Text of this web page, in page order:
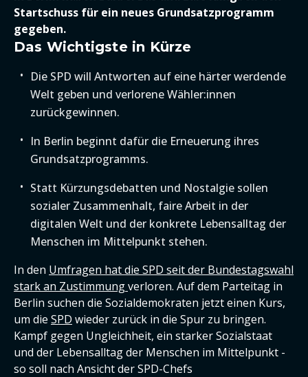
Startschuss für ein neues Grundsatzprogramm
gegeben.
Das Wichtigste in Kürze
Die SPD will Antworten auf eine härter werdende
Welt geben und verlorene Wähler:innen
zurückgewinnen.
In Berlin beginnt dafür die Erneuerung ihres
Grundsatzprogramms.
Statt Kürzungsdebatten und Nostalgie sollen
sozialer Zusammenhalt, faire Arbeit in der
digitalen Welt und der konkrete Lebensalltag der
Menschen im Mittelpunkt stehen.
In den Umfragen hat die SPD seit der Bundestagswahl
stark an Zustimmungverloren. Auf dem Parteitag in
Berlin suchen die Sozialdemokraten jetzt einen Kurs,
um die SPD wieder zurück in die Spur zu bringen.
Kampf gegen Ungleichheit, ein starker Sozialstaat
und der Lebensalltag der Menschen im Mittelpunkt -
so soll nach Ansicht der SPD-Chefs